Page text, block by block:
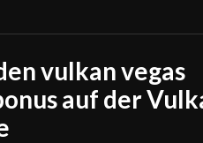
vulkan vegas
auf der